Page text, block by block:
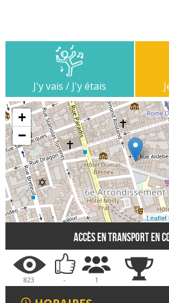
J'y vais / J'y étais
+
−
Leaflet
Accès en transport en
823 - 1